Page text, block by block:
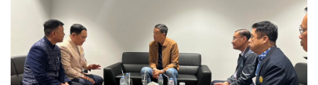
เรื่องต่อกลอนทำนองกาฬสินธุ์ กาเต้นก้อน ที่ยังคงมีอยู่เพียงหนึ่ง
เดียวในประเทศไทยในตอนนี้